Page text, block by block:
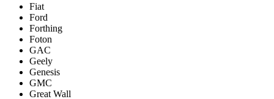
Fiat
Ford
Forthing
Foton
GAC
Geely
Genesis
GMC
Great Wall